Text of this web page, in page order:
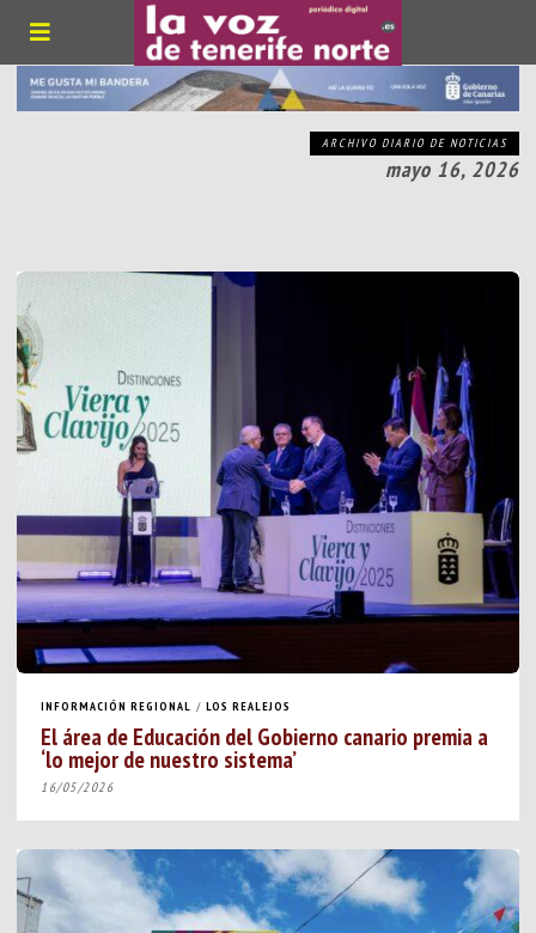
ARCHIVO DIARIO DE NOTICIAS
mayo 16, 2026
INFORMACIÓN REGIONAL / LOS REALEJOS
El área de Educación del Gobierno canario premia a
‘lo mejor de nuestro sistema’
16/05/2026